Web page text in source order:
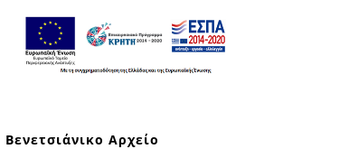
Βενετσιάνικο Αρχείο